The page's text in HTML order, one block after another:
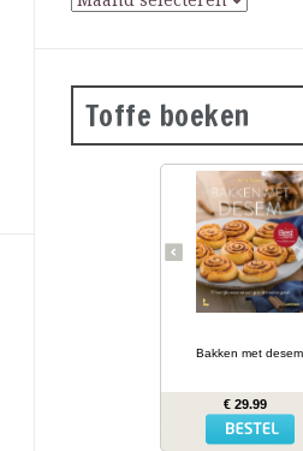
Toffe boeken
Desembrood is
voedzaam, licht
verteerbaar, goed voor
darmflora én
In haar tweede prachtig
geïllustreerde bakboek
verklapt de Sloveense
Anita Sumer de
van het lekkere brood
brood met het
fougasse, naanbrood,
hamburgerbroodjes,
kaneelbollen, wafels en
panettone. Naast de 77
Bakken met desem
€ 29.99